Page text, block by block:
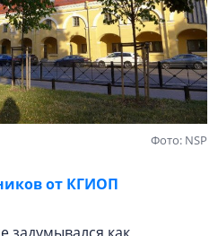
Фото: NSP
от КГИОП